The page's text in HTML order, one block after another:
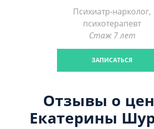
Психиатр-нарколог,
психотерапевт
Стаж 7 лет
ЗАПИСАТЬСЯ
Отзывы о
Екатерины